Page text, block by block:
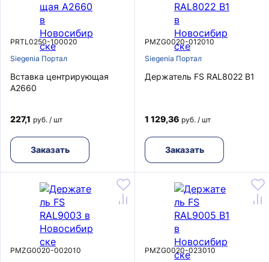
PRTL0250-100020
Siegenia Портал
Вставка центрирующая
A2660
227,1 руб. / шт
Заказать
PMZG0020-012010
Siegenia Портал
Держатель FS RAL8022 B1
1 129,36 руб. / шт
Заказать
PMZG0020-002010
PMZG0020-023010